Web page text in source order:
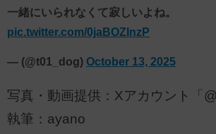
一緒にいられなくて寂しいよね。
pic.twitter.com/0jaBOZInzP
— (@t01_dog) October 13, 2025
写真・動画提供：Xアカウント「
執筆：ayano